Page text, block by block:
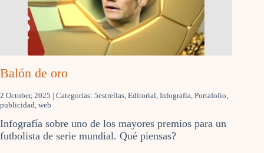
Balón de oro
2 October, 2025 | Categorías: 5estrellas Editorial Infografía Portafolio
publicidad web
Infografía sobre uno de los mayores premios para un
futbolista de serie mundial. Qué piensas?